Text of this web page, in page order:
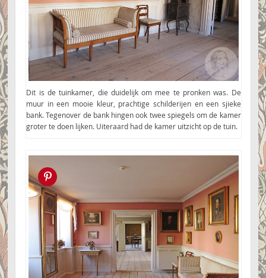
Dit is de tuinkamer, die duidelijk om mee te pronken was. De
muur in een mooie kleur, prachtige schilderijen en een sjieke
bank. Tegenover de bank hingen ook twee spiegels om de kamer
groter te doen lijken. Uiteraard had de kamer uitzicht op de tuin.
Pin this!